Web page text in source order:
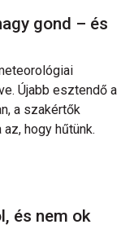
gond – és
Újabb esztendő a
a szakértők
hogy hűtünk.
és nem ok